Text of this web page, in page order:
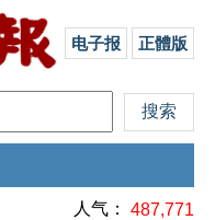
电子报 正體版
人气： 487,771